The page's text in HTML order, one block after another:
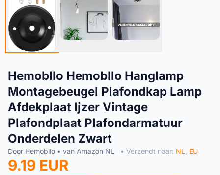
Hemobllo Hemobllo Hanglamp
Montagebeugel Plafondkap Lamp
Afdekplaat Ijzer Vintage
Plafondplaat Plafondarmatuur
Onderdelen Zwart
Door Hemobllo • van Amazon NL • Verzendt naar: NL EU
9.19 EUR